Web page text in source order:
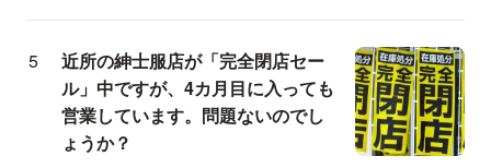
近所の紳士服店が「完全閉店セー
ル」中ですが、4カ月目に入っても
営業しています。問題ないのでし
ょうか？